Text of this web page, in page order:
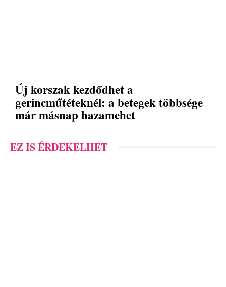
Új korszak kezdődhet a
gerincműtéteknél: a betegek többsége
már másnap hazamehet
EZ IS ÉRDEKELHET